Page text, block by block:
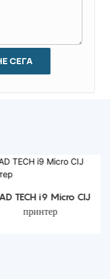
СЕГА
TECH i9 Micro CIJ
принтер